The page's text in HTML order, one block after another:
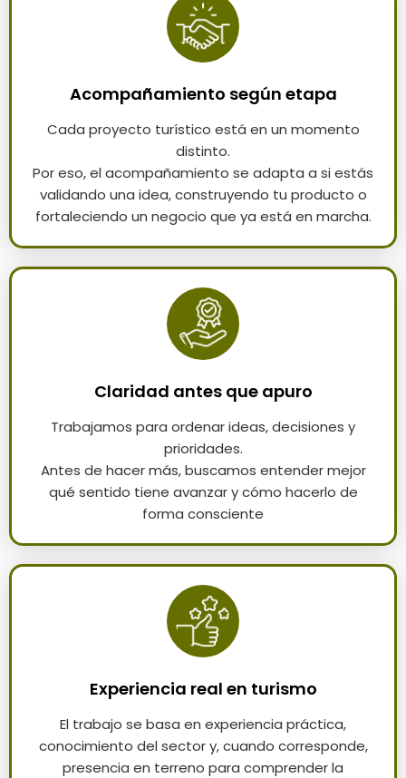
Acompañamiento según etapa
Cada proyecto turístico está en un momento
distinto.
Por eso, el acompañamiento se adapta a si estás
validando una idea, construyendo tu producto o
fortaleciendo un negocio que ya está en marcha.
Claridad antes que apuro
Trabajamos para ordenar ideas, decisiones y
prioridades.
Antes de hacer más, buscamos entender mejor
qué sentido tiene avanzar y cómo hacerlo de
forma consciente
Experiencia real en turismo
El trabajo se basa en experiencia práctica,
conocimiento del sector y, cuando corresponde,
presencia en terreno para comprender la